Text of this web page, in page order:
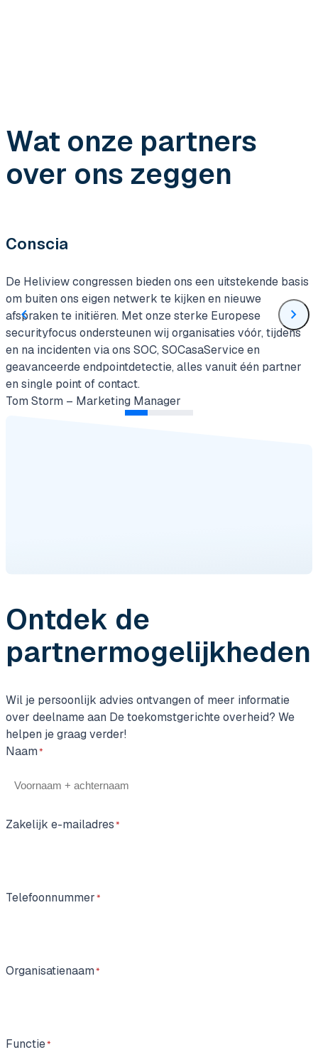
Wat onze partners
over ons zeggen
Conscia
De Heliview congressen bieden ons een uitstekende basis
om buiten ons eigen netwerk te kijken en nieuwe
afspraken te initiëren. Met onze sterke Europese
securityfocus ondersteunen wij organisaties vóór, tijdens
en na incidenten via ons SOC, SOCasaService en
geavanceerde endpointdetectie, alles vanuit één partner
en single point of contact.
Tom Storm – Marketing Manager
chevron_left chevron_right
Ontdek de
partnermogelijkheden
Wil je persoonlijk advies ontvangen of meer informatie
over deelname aan De toekomstgerichte overheid? We
helpen je graag verder!
Naam
Zakelijk e-mailadres
Telefoonnummer
Organisatienaam
Functie